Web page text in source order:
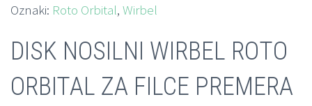
Oznaki: Roto Orbital, Wirbel
DISK NOSILNI WIRBEL ROTO
ORBITAL ZA FILCE PREMERA